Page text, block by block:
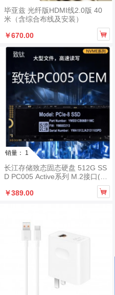
毕亚兹 光纤版HDMI线2.0版 40
米（含综合布线及安装）
￥670.00

销量： 1
长江存储致态固态硬盘 512G SS
D PC005 Active系列 M.2接口(N
￥389.00
